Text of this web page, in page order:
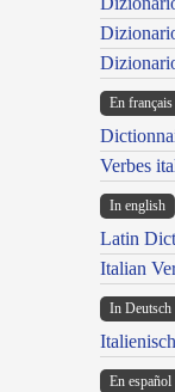
En français
Verbes
In english
Latin
Italian
In Deutsch
En español